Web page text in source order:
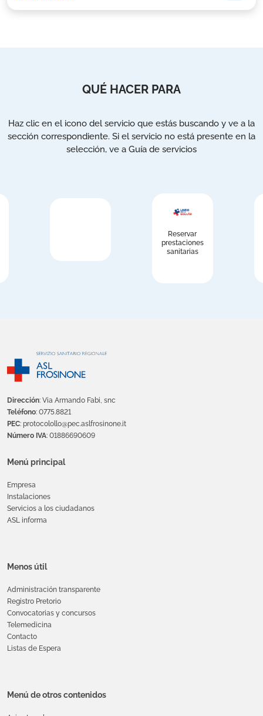
QUÉ HACER PARA
Haz clic en el icono del servicio que estás buscando y ve a la
sección correspondiente. Si el servicio no está presente en la
selección, ve a Guía de servicios
Reservar
prestaciones
sanitarias
Dirección: Via Armando Fabi, snc
Teléfono: 0775.8821
PEC: protocolollo@pec.aslfrosinone.it
Número IVA: 01886690609
Menú principal
Empresa
Instalaciones
Servicios a los ciudadanos
ASL informa
Menos útil
Administración transparente
Registro Pretorio
Convocatorias y concursos
Telemedicina
Contacto
Listas de Espera
Menú de otros contenidos